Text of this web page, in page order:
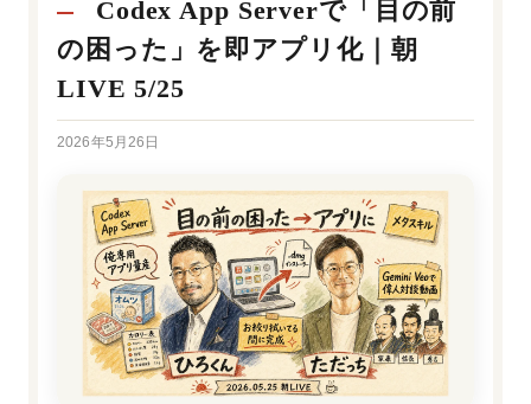
Codex App Serverで「目の前
の困った」を即アプリ化｜朝
LIVE 5/25
2026年5月26日